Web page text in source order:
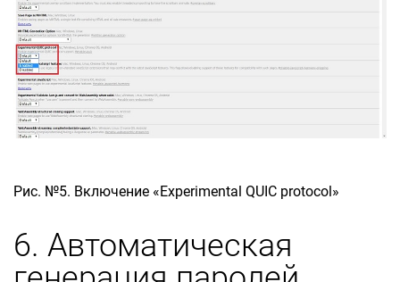
Рис. №5. Включение «Experimental QUIC protocol»
6. Автоматическая